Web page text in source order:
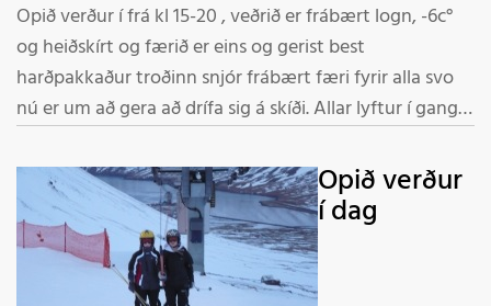
að drífa sig á skíði,
Skarðsdalurinn er
eins og málverk
mjög fallegur. Allar
gönguspor við Hól
Starfsmenn
Opið verður í frá kl 15-20 , veðrið er frábært logn, -6c°
og heiðskírt og færið er eins og gerist best
harðpakkaður troðinn snjór frábært færi fyrir alla svo
nú er um að gera að drífa sig á skíði. Allar lyftur í gangi
Opið verður
í dag